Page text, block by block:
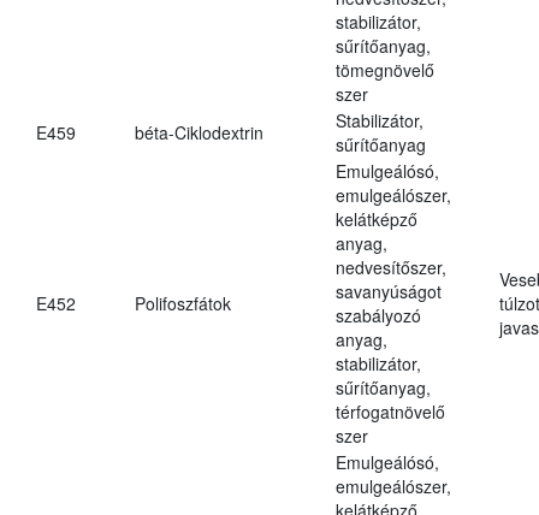
stabilizátor,
sűrítőanyag,
tömegnövelő
szer
E459
béta-Ciklodextrin
Stabilizátor,
sűrítőanyag
E452 Polifoszfátok
Emulgeálósó,
emulgeálószer,
kelátképző
anyag,
nedvesítőszer,
savanyúságot
szabályozó
anyag,
stabilizátor,
sűrítőanyag,
térfogatnövelő
szer
Emulgeálósó,
emulgeálószer,
kelátképző